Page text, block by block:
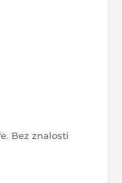
Bez znalosti